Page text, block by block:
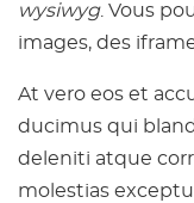
wysiwyg. Vous
images, des
At vero eos et
ducimus qui
deleniti atque
molestias